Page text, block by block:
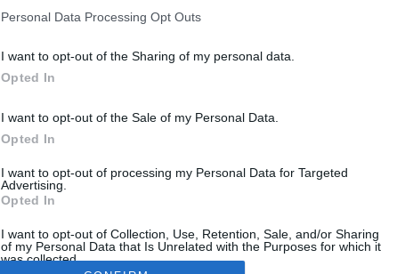
Personal Data Processing Opt Outs
I want to opt-out of the Sharing of my personal data.
Opted In
I want to opt-out of the Sale of my Personal Data.
Opted In
I want to opt-out of processing my Personal Data for Targeted
Advertising.
Opted In
I want to opt-out of Collection, Use, Retention, Sale, and/or Sharing
of my Personal Data that Is Unrelated with the Purposes for which it
was collected.